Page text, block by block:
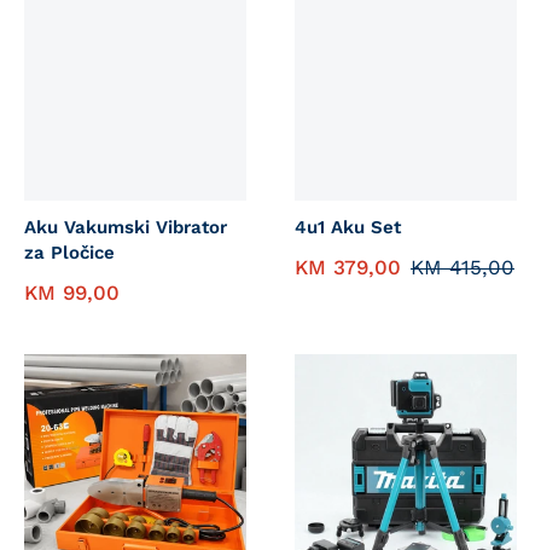
Aku Vakumski Vibrator
za Pločice
KM 99,00
4u1 Aku Set
KM 379,00 KM415,00